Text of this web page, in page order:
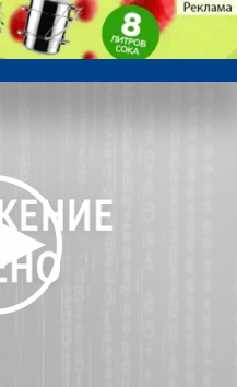
№ 47 в
погоду рухнула
№ 47 в
курсы